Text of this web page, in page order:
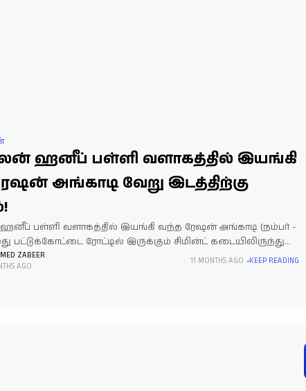
ஹனீப் பள்ளி வளாகத்தில் இயங்கி
அங்காடி வேறு இடத்திற்கு
ஹனீப் பள்ளி வளாகத்தில் இயங்கி வந்த ரேஷன் அங்காடி (நம்பர் -
பட்டுக்கோட்டை ரோட்டில் இருக்கும் சிமின்ட் கடையிலிருந்து
செல்லும் சாலையில் சிமின்ட் கடை வளாகத்தில் ரேஷன்
செய்யப்பட்டுள்ளது, இந்த
ZABEER
AGO
11 MONTHS AGO KEEP READING